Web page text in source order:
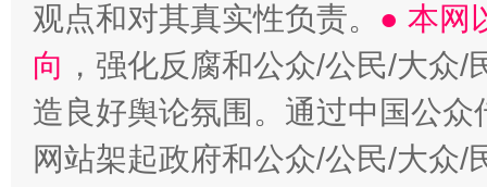
观点和对其真实性负责。 ● 本网
向 ，强化反腐和公众/公民/大众
造良好舆论氛围。通过中国公
网站架起政府和公众/公民/大众